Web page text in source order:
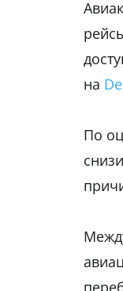
на
По